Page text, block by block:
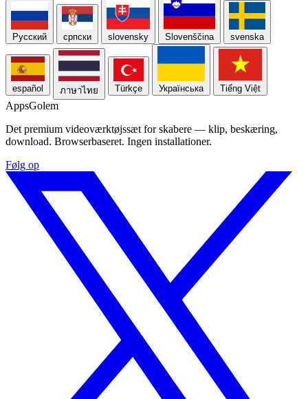
Русский српски slovensky Slovenščina svenska
español ภาษาไทย Türkçe Українська Tiếng Việt
AppsGolem
Det premium videoværktøjssæt for skabere — klip, beskæring,
download. Browserbaseret. Ingen installationer.
Følg op